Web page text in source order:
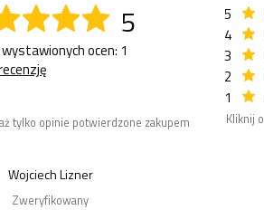
5
ocen: 1
tylko opinie potwierdzone zakupem
5
4
3
2
1
Kliknij
Wojciech Lizner
Zweryfikowany